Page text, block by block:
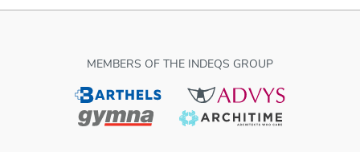
MEMBERS OF THE INDEQS GROUP